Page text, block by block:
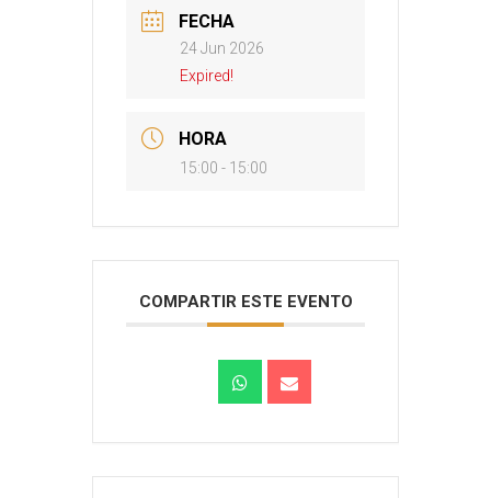
FECHA
24 Jun 2026
Expired!
HORA
15:00 - 15:00
COMPARTIR ESTE EVENTO